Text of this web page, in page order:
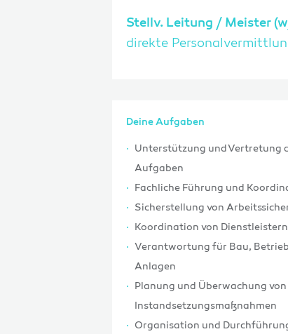
Stellv. Leitung / Meister
direkte
Deine Aufgaben
Unterstützung und Vertretung
Aufgaben
Fachliche Führung und
Sicherstellung von
Koordination von
Verantwortung für Bau,
Anlagen
Planung und Überwachung
Instandsetzungsmaßnahmen
Organisation und